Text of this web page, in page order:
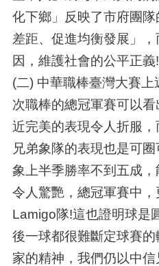
化下鄉」反映了市府團
差距、促進均衡發展」
因，維護社會的公平正義!
(二) 中華職棒臺灣大賽
次職棒的總冠軍賽可以
近完美的表現令人折服
兄弟象隊的表現也是可
象上半季勝率不到五成
令人驚艷，總冠軍賽中
Lamigo隊!這也證明球是
後一球都很難斷定球賽
家的精神，我們仍以中